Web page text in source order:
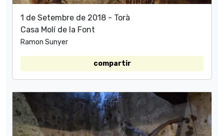
1 de Setembre de 2018 - Torà
Casa Molí de la Font
Ramon Sunyer
compartir